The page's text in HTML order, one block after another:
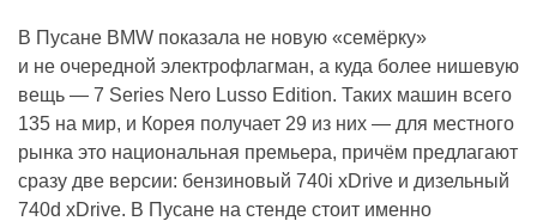
В Пусане BMW показала не новую «семёрку»
и не очередной электрофлагман, а куда более нишевую
вещь — 7 Series Nero Lusso Edition. Таких машин всего
135 на мир, и Корея получает 29 из них — для местного
рынка это национальная премьера, причём предлагают
сразу две версии: бензиновый 740i xDrive и дизельный
740d xDrive. В Пусане на стенде стоит именно